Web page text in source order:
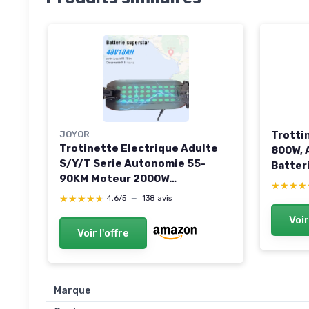
JOYOR
Trotinette Electrique Adulte
S/Y/T Serie Autonomie 55-
90KM Moteur 2000W
Trottinette électrique
Professionnelle Aventure
Travail Pneus Tout-Terrain
★★★★★
★★★★★ 4,6/5 — 138 avis
Voir l'offre
800W,
Marque